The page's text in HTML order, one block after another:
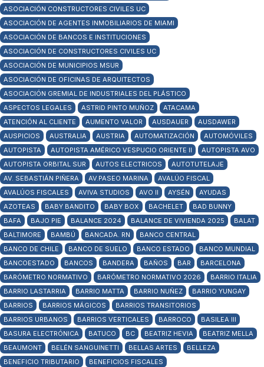
ASOCIACIÓN CONSTRUCTORES CIVILES UC
ASOCIACIÓN DE AGENTES INMOBILIARIOS DE MIAMI
ASOCIACIÓN DE BANCOS E INSTITUCIONES
ASOCIACIÓN DE CONSTRUCTORES CIVILES UC
ASOCIACIÓN DE MUNICIPIOS MSUR
ASOCIACIÓN DE OFICINAS DE ARQUITECTOS
ASOCIACIÓN GREMIAL DE INDUSTRIALES DEL PLÁSTICO
ASPECTOS LEGALES
ASTRID PINTO MUÑOZ
ATACAMA
ATENCIÓN AL CLIENTE
AUMENTO VALOR AUSDAUER
AUSDAWER
AUSPICIOS
AUSTRALIA AUSTRIA AUTOMATIZACIÓN
AUTOMÓVILES
AUTOPISTA
AUTOPISTA AMÉRICO VESPUCIO ORIENTE II
AUTOPISTA AVO
AUTOPISTA ORBITAL SUR
AUTOS ELECTRICOS
AUTOTUTELAJE
AV. SEBASTIÁN PIÑERA
AV.PASEO MARINA
AVALÚO FISCAL
AVALÚOS FISCALES
AVIVA STUDIOS AVO II AYSÉN
AYUDAS
AZOTEAS
BABY BANDITO BABY BOX BACHELET
BAD BUNNY
BAFA
BAJO PIE BALANCE 2024 BALANCE DE VIVIENDA 2025
BALAT
BALTIMORE
BAMBÚ BANCADA. RN
BANCO CENTRAL
BANCO DE CHILE
BANCO DE SUELO BANCO ESTADO
BANCO MUNDIAL
BANCOESTADO
BANCOS BANDERA BAÑOS BAR
BARCELONA
BARÓMETRO NORMATIVO
BARÓMETRO NORMATIVO 2026
BARRIO ITALIA
BARRIO LASTARRIA
BARRIO MATTA BARRIO NUÑEZ
BARRIO YUNGAY
BARRIOS
BARRIOS MÁGICOS
BARRIOS TRANSITORIOS
BARRIOS URBANOS
BARRIOS VERTICALES BARROCO
BASILEA III
BASURA ELECTRÓNICA
BATUCO BC BEATRIZ HEVIA
BEATRIZ MELLA
BEAUMONT
BELÉN SANGUINETTI BELLAS ARTES
BELLEZA
BENEFICIO TRIBUTARIO
BENEFICIOS FISCALES